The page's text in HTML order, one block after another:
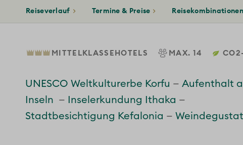
Reiseverlauf Termine & Preise Reisekombinationen
MITTELKLASSEHOTELS MAX. 14
UNESCO Weltkulturerbe Korfu
Aufenthalt
Inseln
Inselerkundung Ithaka
Stadtbesichtigung Kefalonia